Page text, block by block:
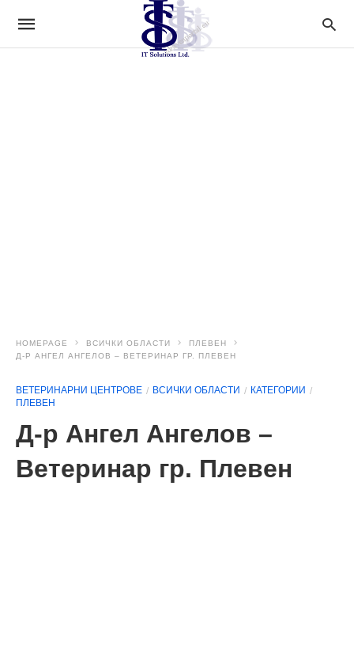
HOMEPAGE ВСИЧКИ ОБЛАСТИ
ПЛЕВЕН
Д-Р АНГЕЛ АНГЕЛОВ – ВЕТЕРИНАР ГР. ПЛЕВЕН
ВЕТЕРИНАРНИ ЦЕНТРОВЕ ВСИЧКИ ОБЛАСТИ
КАТЕГОРИИ
ПЛЕВЕН
Д-р Ангел Ангелов –
Ветеринар гр. Плевен